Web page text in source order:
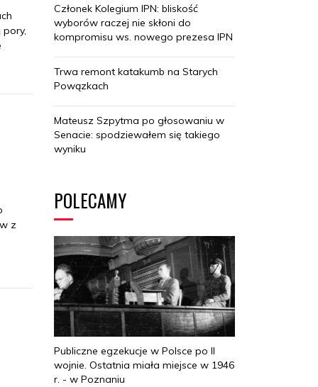
pory,
z
Członek Kolegium IPN: bliskość
wyborów raczej nie skłoni do
kompromisu ws. nowego prezesa IPN
Trwa remont katakumb na Starych
Powązkach
Mateusz Szpytma po głosowaniu w
Senacie: spodziewałem się takiego
wyniku
POLECAMY
Publiczne egzekucje w Polsce po II
wojnie. Ostatnia miała miejsce w 1946
r. - w Poznaniu